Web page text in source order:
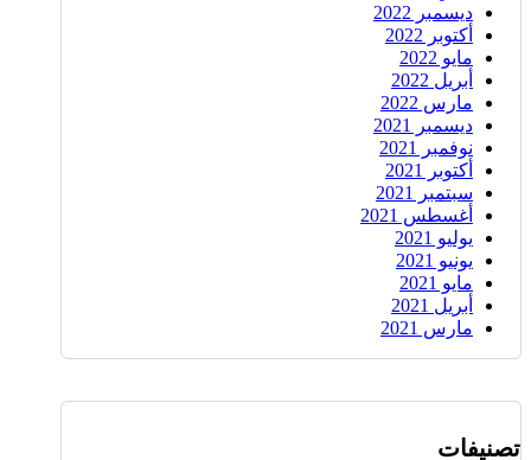
ديسمبر 2022
أكتوبر 2022
مايو 2022
أبريل 2022
مارس 2022
ديسمبر 2021
نوفمبر 2021
أكتوبر 2021
سبتمبر 2021
أغسطس 2021
يوليو 2021
يونيو 2021
مايو 2021
أبريل 2021
مارس 2021
تصنيفات